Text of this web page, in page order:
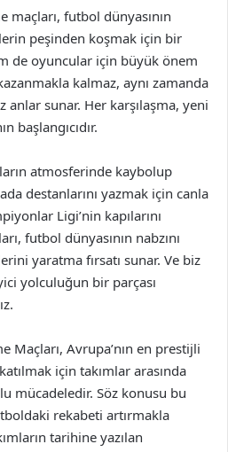
futbol dünyasının
peşinden koşmak için bir
de oyuncular için büyük önem
kalmaz, aynı zamanda
sunar. Her karşılaşma, yeni
başlangıcıdır.
atmosferinde kaybolup
destanlarını yazmak için canla
Ligi’nin kapılarını
futbol dünyasının nabzını
yaratma fırsatı sunar. Ve biz
yolculuğun bir parçası
Maçları, Avrupa’nın en prestijli
için takımlar arasında
mücadeledir. Söz konusu bu
rekabeti artırmakla
tarihine yazılan